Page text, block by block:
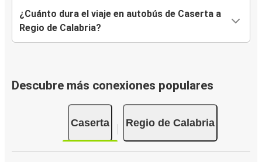
¿Cuánto dura el viaje en autobús de Caserta a
Regio de Calabria?
Descubre más conexiones populares
Caserta Regio de Calabria